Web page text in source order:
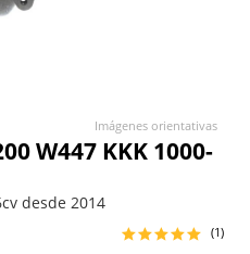
W447 KKK 1000-
desde 2014
(1)
Imágenes orientativas